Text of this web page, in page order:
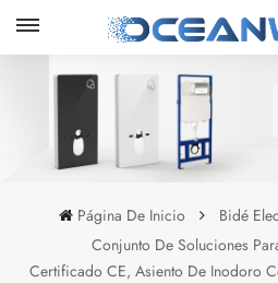
Página De Inicio
Bidé
Conjunto De Soluciones
Certificado CE, Asiento De Inodoro